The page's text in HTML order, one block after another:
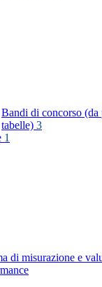
Bandi di concorso (da
tabelle) 3
1
di misurazione e